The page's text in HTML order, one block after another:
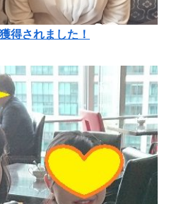
得されました！